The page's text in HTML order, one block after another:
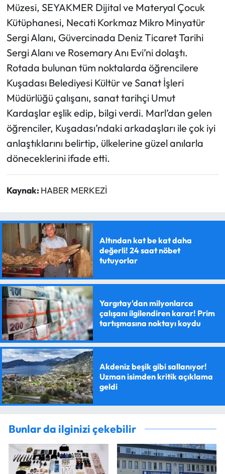
Müzesi, SEYAKMER Dijital ve Materyal Çocuk
Kütüphanesi, Necati Korkmaz Mikro Minyatür
Sergi Alanı, Güvercinada Deniz Ticaret Tarihi
Sergi Alanı ve Rosemary Anı Evi’ni dolaştı.
Rotada bulunan tüm noktalarda öğrencilere
Kuşadası Belediyesi Kültür ve Sanat İşleri
Müdürlüğü çalışanı, sanat tarihçi Umut
Kardaşlar eşlik edip, bilgi verdi. Marl’dan gelen
öğrenciler, Kuşadası’ndaki arkadaşları ile çok iyi
anlaştıklarını belirtip, ülkelerine güzel anılarla
döneceklerini ifade etti.
Kaynak: HABER MERKEZİ
Altından kat be kat daha
değerli! 24 saat nöbet
tutuyorlar
Yargıtay'dan milyonlarca
çalışanı ilgilendiren karar! Prim
tartışmasına noktayı koydu
Akdeniz beşik gibi sallanıyor!
Uzman isimden kritik açıklama
geldi
Bunlar da ilginizi çekebilir